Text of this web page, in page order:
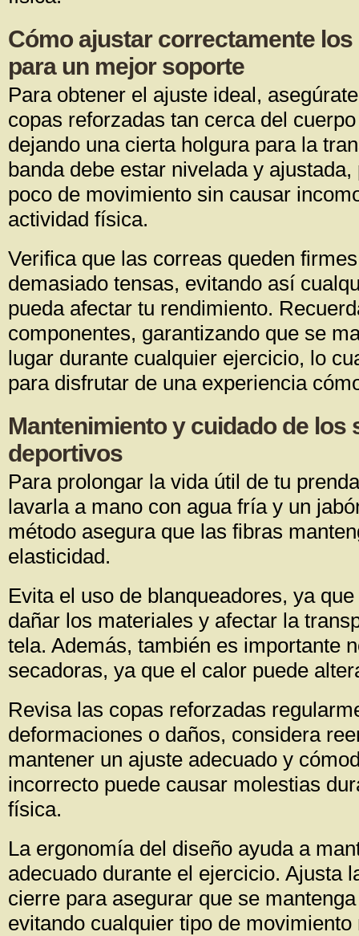
Cómo ajustar correctamente
para un mejor soporte
Para obtener el ajuste ideal,
copas reforzadas tan cerca del
dejando una cierta holgura para la
banda debe estar nivelada y
poco de movimiento sin causar
actividad física.
Verifica que las correas queden
demasiado tensas, evitando así
pueda afectar tu rendimiento.
componentes, garantizando que se
lugar durante cualquier ejercicio, lo
para disfrutar de una experiencia
Mantenimiento y cuidado de los
deportivos
Para prolongar la vida útil de tu
lavarla a mano con agua fría y un
método asegura que las fibras
elasticidad.
Evita el uso de blanqueadores, ya
dañar los materiales y afectar la
tela. Además, también es importante
secadoras, ya que el calor puede
Revisa las copas reforzadas
deformaciones o daños, considera
mantener un ajuste adecuado y
incorrecto puede causar molestias
física.
La ergonomía del diseño ayuda a
adecuado durante el ejercicio. Ajusta
cierre para asegurar que se
evitando cualquier tipo de movimiento